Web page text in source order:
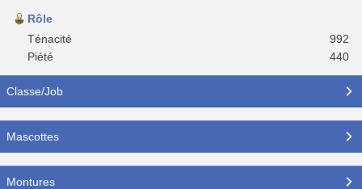
Rôle
Ténacité
992
Piété
440
Classe/Job
Mascottes
Montures